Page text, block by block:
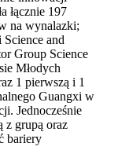
łącznie 197
na wynalazki;
and
Group Science
Młodych
1 pierwszą i 1
Guangxi w
Jednocześnie
z grupą oraz
bariery